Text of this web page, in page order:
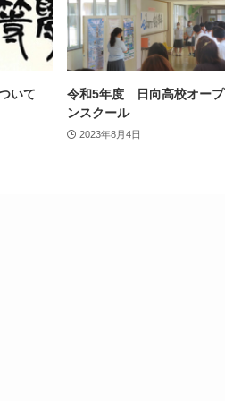
いて
令和5年度 日向高校オープ
ンスクール
2023年8月4日